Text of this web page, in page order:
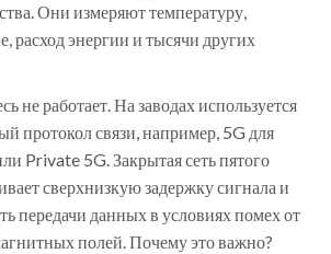
Они измеряют температуру,
расход энергии и тысячи других
не работает. На заводах используется
протокол связи, например, 5G для
Private 5G.Закрытая сеть пятого
сверхнизкую задержку сигнала и
передачи данных в условиях помех от
полей.Почему это важно?